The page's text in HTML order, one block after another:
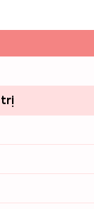
trị